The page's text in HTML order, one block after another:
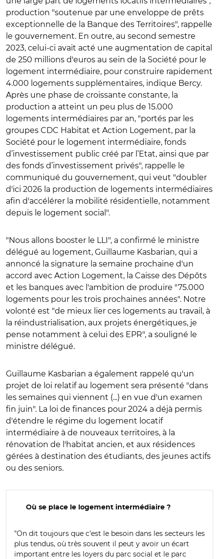
production "soutenue par une enveloppe de prêts
exceptionnelle de la Banque des Territoires", rappelle
le gouvernement. En outre, au second semestre
2023, celui-ci avait acté une augmentation de capital
de 250 millions d'euros au sein de la Société pour le
logement intermédiaire, pour construire rapidement
4.000 logements supplémentaires, indique Bercy.
Après une phase de croissante constante, la
production a atteint un peu plus de 15.000
logements intermédiaires par an, "portés par les
groupes CDC Habitat et Action Logement, par la
Société pour le logement intermédiaire, fonds
d’investissement public créé par l’Etat, ainsi que par
des fonds d’investissement privés", rappelle le
communiqué du gouvernement, qui veut "doubler
d'ici 2026 la production de logements intermédiaires
afin d'accélérer la mobilité résidentielle, notamment
depuis le logement social".
"Nous allons booster le LLI", a confirmé le ministre
délégué au logement, Guillaume Kasbarian, qui a
annoncé la signature la semaine prochaine d'un
accord avec Action Logement, la Caisse des Dépôts
et les banques avec l'ambition de produire "75.000
logements pour les trois prochaines années". Notre
volonté est "de mieux lier ces logements au travail, à
la réindustrialisation, aux projets énergétiques, je
pense notamment à celui des EPR", a souligné le
ministre délégué.
Guillaume Kasbarian a également rappelé qu'un
projet de loi relatif au logement sera présenté "dans
les semaines qui viennent (...) en vue d'un examen
fin juin". La loi de finances pour 2024 a déjà permis
d'étendre le régime du logement locatif
intermédiaire à de nouveaux territoires, à la
rénovation de l'habitat ancien, et aux résidences
gérées à destination des étudiants, des jeunes actifs
ou des seniors.
Où se place le logement intermédiaire ?
"On dit toujours que c'est le besoin dans les secteurs les
plus tendus, où très souvent il peut y avoir un écart
important entre les loyers du parc social et le parc